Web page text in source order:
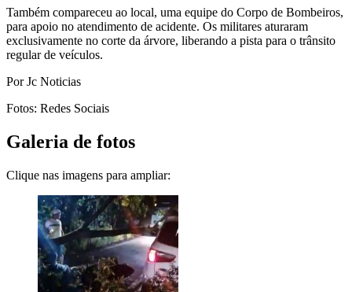
Também compareceu ao local, uma equipe do Corpo de Bombeiros,
para apoio no atendimento de acidente. Os militares aturaram
exclusivamente no corte da árvore, liberando a pista para o trânsito
regular de veículos.
Por Jc Noticias
Fotos: Redes Sociais
Galeria de fotos
Clique nas imagens para ampliar: